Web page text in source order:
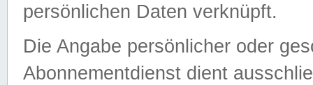
persönlichen Daten verknüpft.
Die Angabe persönlicher oder
Abonnementdienst dient